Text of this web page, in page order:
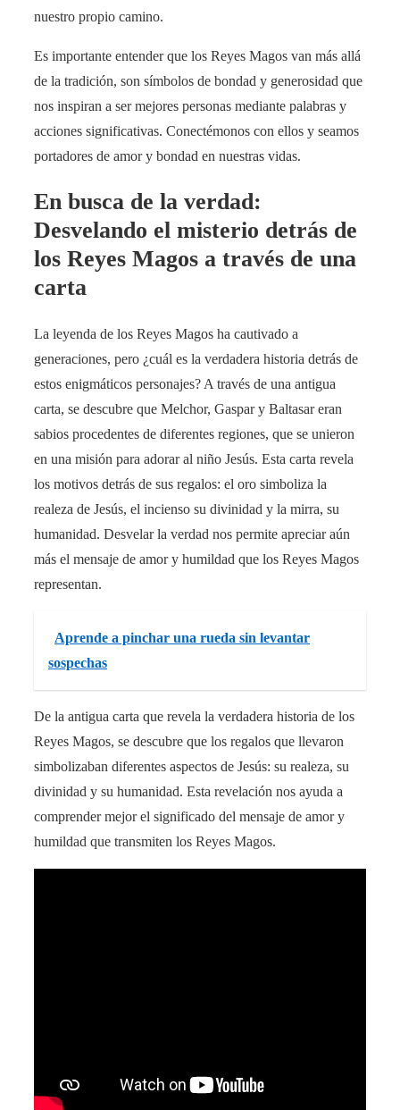
nuestro propio camino.
Es importante entender que los Reyes Magos van más allá
de la tradición, son símbolos de bondad y generosidad que
nos inspiran a ser mejores personas mediante palabras y
acciones significativas. Conectémonos con ellos y seamos
portadores de amor y bondad en nuestras vidas.
En busca de la verdad:
Desvelando el misterio detrás de
los Reyes Magos a través de una
carta
La leyenda de los Reyes Magos ha cautivado a
generaciones, pero ¿cuál es la verdadera historia detrás de
estos enigmáticos personajes? A través de una antigua
carta, se descubre que Melchor, Gaspar y Baltasar eran
sabios procedentes de diferentes regiones, que se unieron
en una misión para adorar al niño Jesús. Esta carta revela
los motivos detrás de sus regalos: el oro simboliza la
realeza de Jesús, el incienso su divinidad y la mirra, su
humanidad. Desvelar la verdad nos permite apreciar aún
más el mensaje de amor y humildad que los Reyes Magos
representan.
Aprende a pinchar una rueda sin levantar
sospechas
De la antigua carta que revela la verdadera historia de los
Reyes Magos, se descubre que los regalos que llevaron
simbolizaban diferentes aspectos de Jesús: su realeza, su
divinidad y su humanidad. Esta revelación nos ayuda a
comprender mejor el significado del mensaje de amor y
humildad que transmiten los Reyes Magos.